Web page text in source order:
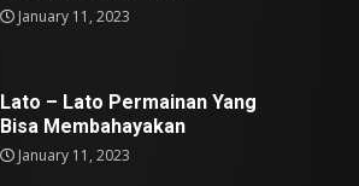
January 11, 2023
Lato – Lato Permainan Yang
Bisa Membahayakan
January 11, 2023